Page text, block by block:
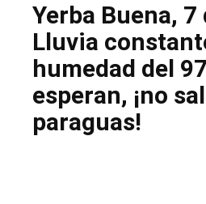
Yerba Buena,
Lluvia
humedad del
esperan, ¡no
paraguas!